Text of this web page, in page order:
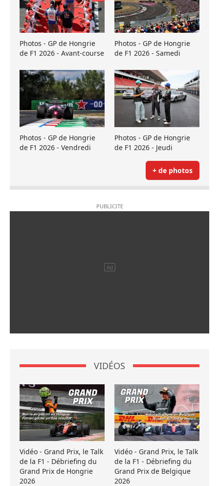
Photos - GP de Hongrie
de F1 2026 - Avant-course
Photos - GP de Hongrie
de F1 2026 - Samedi
Photos - GP de Hongrie
de F1 2026 - Vendredi
Photos - GP de Hongrie
de F1 2026 - Jeudi
+ de photos
VIDÉOS
Vidéo - Grand Prix, le Talk
de la F1 - Débriefing du
Grand Prix de Hongrie
2026
Vidéo - Grand Prix, le Talk
de la F1 - Débriefing du
Grand Prix de Belgique
2026